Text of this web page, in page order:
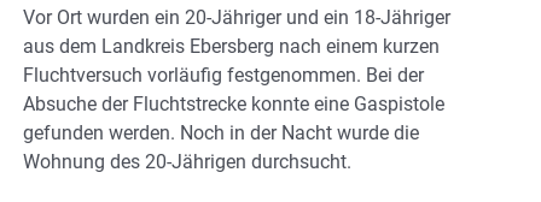
Vor Ort wurden ein 20-Jähriger und ein 18-Jähriger
aus dem Landkreis Ebersberg nach einem kurzen
Fluchtversuch vorläufig festgenommen. Bei der
Absuche der Fluchtstrecke konnte eine Gaspistole
gefunden werden. Noch in der Nacht wurde die
Wohnung des 20-Jährigen durchsucht.